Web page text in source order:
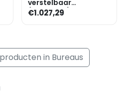
verstelbaar
(elektrisch) »Move 4«
200 cm T-poot
€1.027,29
in Bureaus